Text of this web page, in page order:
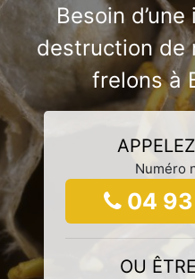
Besoin
destruction de
frelons à
Numéro
04
OU